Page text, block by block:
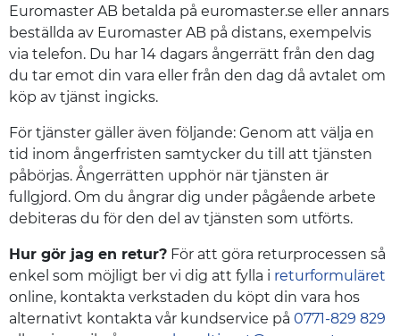
Euromaster AB betalda på euromaster.se eller annars
beställda av Euromaster AB på distans, exempelvis
via telefon. Du har 14 dagars ångerrätt från den dag
du tar emot din vara eller från den dag då avtalet om
köp av tjänst ingicks.
För tjänster gäller även följande: Genom att välja en
tid inom ångerfristen samtycker du till att tjänsten
påbörjas. Ångerrätten upphör när tjänsten är
fullgjord. Om du ångrar dig under pågående arbete
debiteras du för den del av tjänsten som utförts.
Hur gör jag en retur? För att göra returprocessen så
enkel som möjligt ber vi dig att fylla i returformuläret
online, kontakta verkstaden du köpt din vara hos
alternativt kontakta vår kundservice på 0771-829 829